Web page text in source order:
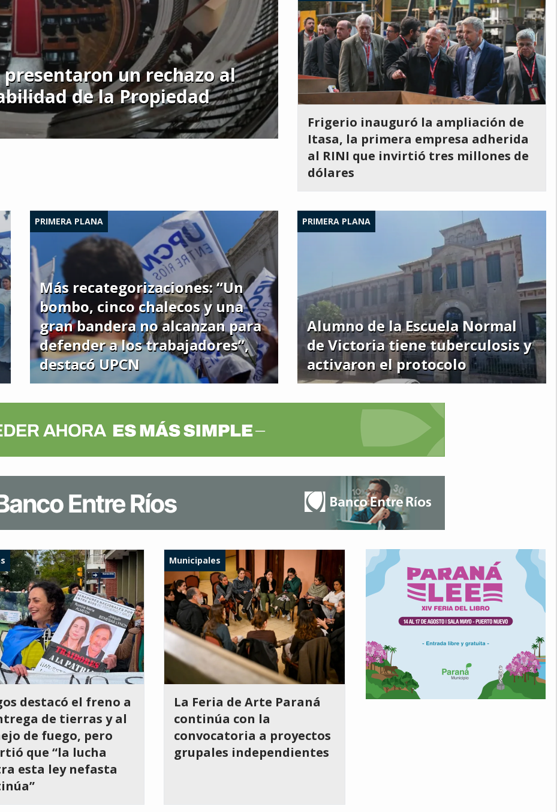
un rechazo al
de la Propiedad
Frigerio inauguró la ampliación de
Itasa, la primera empresa adherida
al RINI que invirtió tres millones de
dólares
PRIMERA PLANA
Más recategorizaciones: “Un
bombo, cinco chalecos y una
gran bandera no alcanzan para
defender a los trabajadores”,
destacó UPCN
PRIMERA PLANA
Alumno de la Escuela Normal
de Victoria tiene tuberculosis y
activaron el protocolo
destacó el freno a
de tierras y al
de fuego, pero
que “la lucha
esta ley nefasta
Municipales
La Feria de Arte Paraná
continúa con la
convocatoria a proyectos
grupales independientes